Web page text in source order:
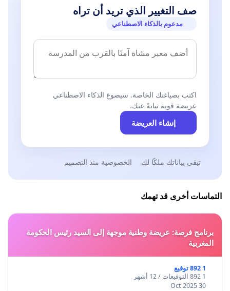
صف التغيير الذي تريد أن تراه
مدعوم بالذكاء الاصطناعي
اكتب بصياغتك الخاصة. سيصوغ الذكاء الاصطناعي
عريضة قوية نيابةً عنك.
إنشاء العريضة
تبقى بياناتك ملكًا لك الخصوصية منذ التصميم
التماسات أخرى قد تهمك
برنامج فرصة: عريضة وطنية موجهة إلى السيد رئيس الحكومة
المغربية
1 892 توقيع
1 892 التوقيعات / 12 أشهر
30 Oct 2025